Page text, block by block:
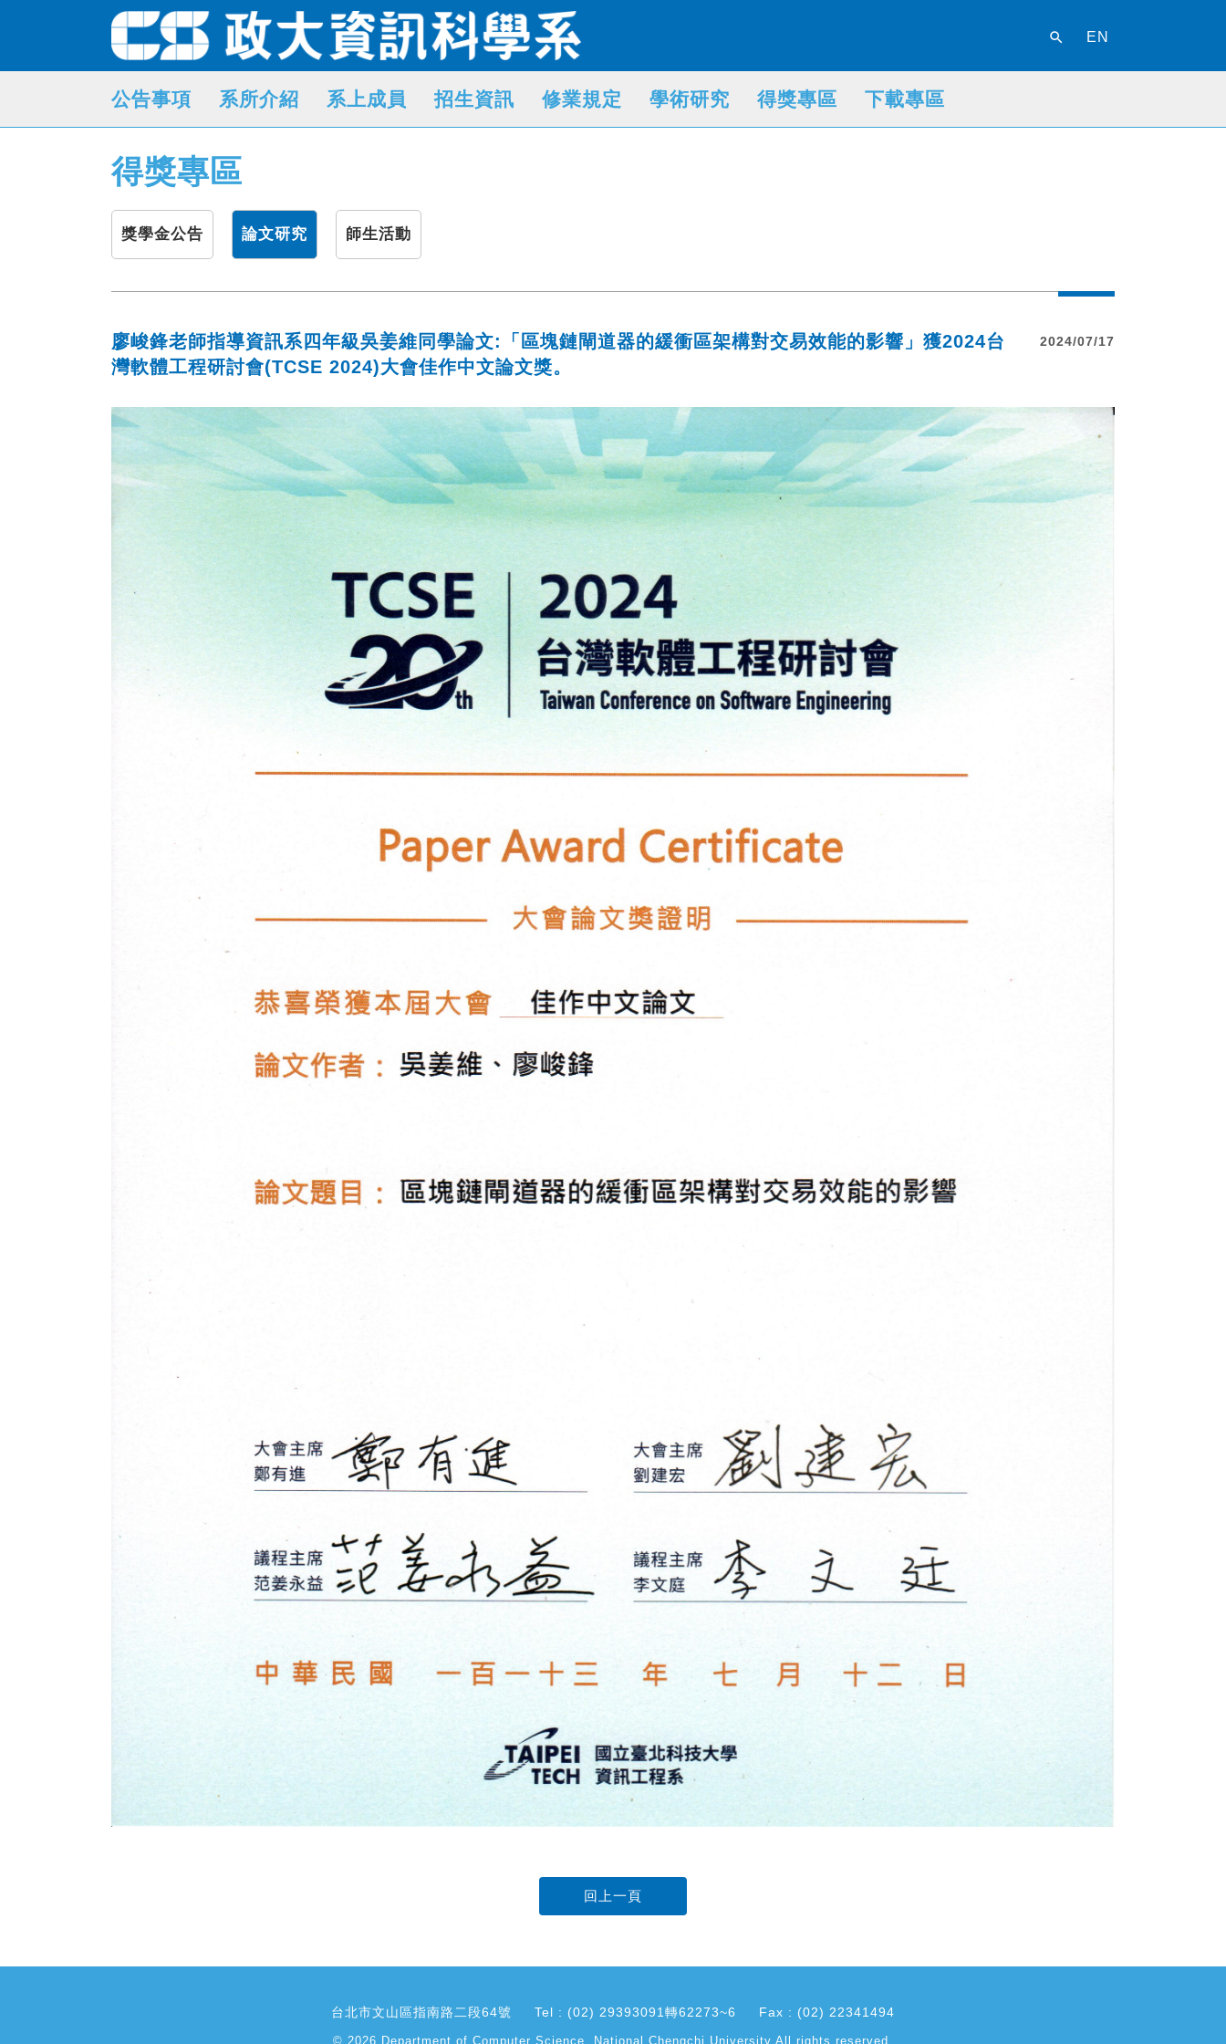
search EN
公告事項 系所介紹 系上成員 招生資訊 修業規定 學術研究 得獎專區 下載專區
得獎專區
獎學金公告 論文研究 師生活動
2024/07/17
廖峻鋒老師指導資訊系四年級吳姜維同學論文:「區塊鏈閘道器的緩衝區架構對交易效能的影響」獲2024台
灣軟體工程研討會(TCSE 2024)大會佳作中文論文獎。
回上一頁
台北市文山區指南路二段64號 Tel : (02) 29393091轉62273~6 Fax : (02) 22341494
© 2026 Department of Computer Science, National Chengchi University All rights reserved.